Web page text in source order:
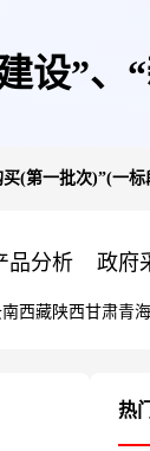
设”、
(第一批次)”(一
品分析 政府
西藏陕西甘肃青海
热